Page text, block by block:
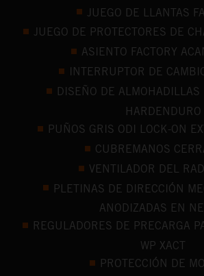
JUEGO DE LLANTAS
JUEGO DE PROTECTORES DE
ASIENTO FACTORY
INTERRUPTOR DE
DISEÑO DE ALMOHADILLAS
HARDENDURO
PUÑOS GRIS ODI LOCK-ON
CUBREMANOS
VENTILADOR DEL
PLETINAS DE DIRECCIÓN
ANODIZADAS EN
REGULADORES DE PRECARGA
WP XACT
PROTECCIÓN DE